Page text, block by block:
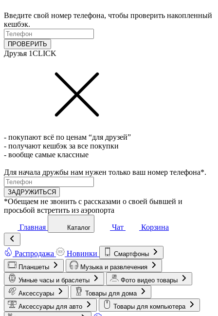
Введите свой номер телефона, чтобы проверить накопленный
кешбэк.
ПРОВЕРИТЬ
Друзья 1CLICK
- покупают всё по ценам “для друзей”
- получают кешбэк за все покупки
- вообще самые классные
Для начала дружбы нам нужен только ваш номер телефона*.
ЗАДРУЖИТЬСЯ
*Обещаем не звонить с рассказами о своей бывшей и
просьбой встретить из аэропорта
Главная Каталог Чат Корзина
Распродажа Новинки
Смартфоны
Планшеты
Музыка и развлечения
Умные часы и браслеты
Фото видео товары
Аксессуары
Товары для дома
Аксессуары для авто
Товары для компьютера